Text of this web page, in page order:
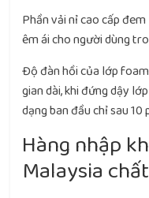
Phần vải nỉ cao cấp
êm ái cho người dùng
Độ đàn hồi của lớp
gian dài, khi đứng dậy
dạng ban đầu chỉ sau 10
Hàng nhập
Malaysia